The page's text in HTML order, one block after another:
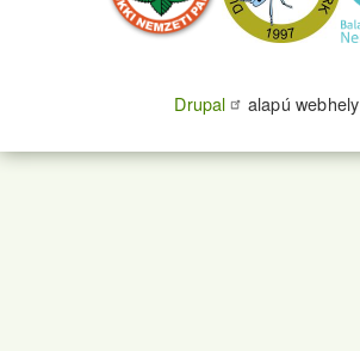
Drupal alapú webhely